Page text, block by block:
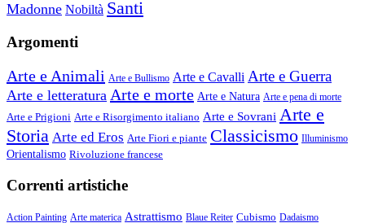
Madonne Nobiltà Santi
Argomenti
Arte e Animali Arte e Bullismo Arte e Cavalli Arte e Guerra
Arte e letteratura Arte e morte Arte e Natura Arte e pena di morte
Arte e Prigioni Arte e Risorgimento italiano Arte e Sovrani Arte e
Storia Arte ed Eros Arte Fiori e piante Classicismo Illuminismo
Orientalismo Rivoluzione francese
Correnti artistiche
Action Painting Arte materica Astrattismo Blaue Reiter Cubismo Dadaismo